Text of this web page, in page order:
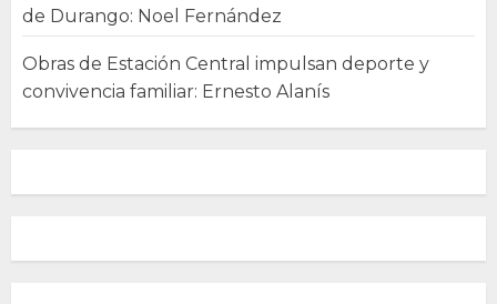
de Durango: Noel Fernández
Obras de Estación Central impulsan deporte y
convivencia familiar: Ernesto Alanís